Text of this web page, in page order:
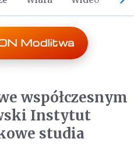
Modlitwa
współczesnym
Instytut
studia